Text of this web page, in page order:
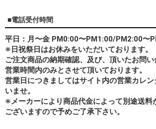
■電話受付時間
平日：月〜金 PM0:00〜PM1:00/PM2:00〜
※日祝祭日はお休みをいただいております。
ご注文商品の納期確認、及び、頂いたお問
営業時間内のみとさせて頂いております。
営業日につきましてはサイト内の営業カレ
いませ。
※メーカーにより商品代金によって別途送料
ございますので予めご了承下さい。